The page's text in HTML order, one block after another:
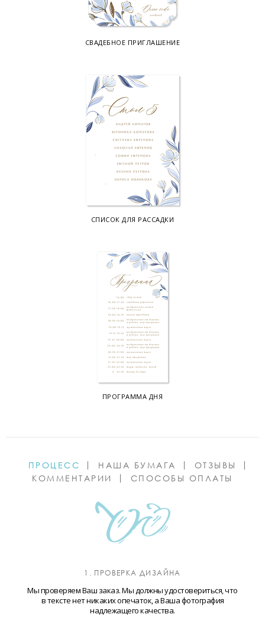
СВАДЕБНОЕ ПРИГЛАШЕНИЕ
СПИСОК ДЛЯ РАССАДКИ
ПРОГРАММА ДНЯ
ПРОЦЕСС НАША БУМАГА
ОТЗЫВЫ
КОММЕНТАРИИ
СПОСОБЫ ОПЛАТЫ
1. ПРОВЕРКА ДИЗАЙНА
Мы проверяем Ваш заказ. Мы должны удостовериться, что
в тексте нет никаких опечаток, а Ваша фотография
надлежащего качества.